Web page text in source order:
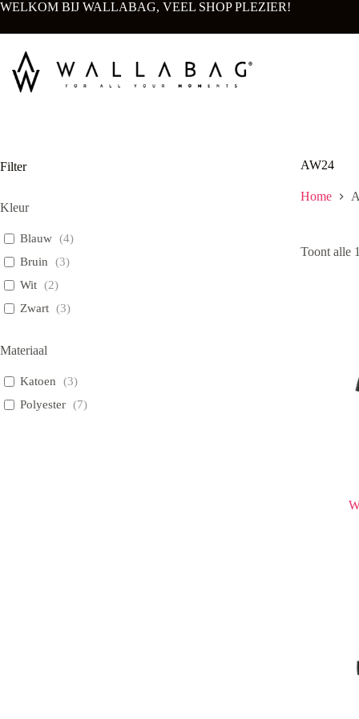
Ga
de
inhoud
WELKOM BIJ WALLABAG, VEEL SHOP PLEZIER!
AW24
Home
Toont alle
Filter
Kleur
Blauw (4)
Bruin
(3)
Wit (2)
Zwart (3)
Materiaal
Katoen (3)
Polyester (7)